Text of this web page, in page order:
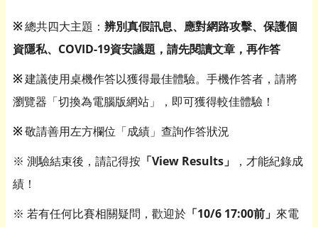
※總共四大主題： 辨別真假訊息、應對網路攻擊、保護個
資隱私、COVID-19資安議題 ， 請先閱讀文章，再作答
※建議使用桌機作答以獲得最佳體驗。手機作答者，請將
瀏覽器「切換為電腦版網站」，即可獲得較佳體驗！
※敬請善用左方欄位「成績」查詢作答狀況
※ 測驗結束後，請記得按 「View Results」
，才能紀錄成
績！
※ 若有任何比賽相關疑問，歡迎於 「10/6 17:00前 」 來電